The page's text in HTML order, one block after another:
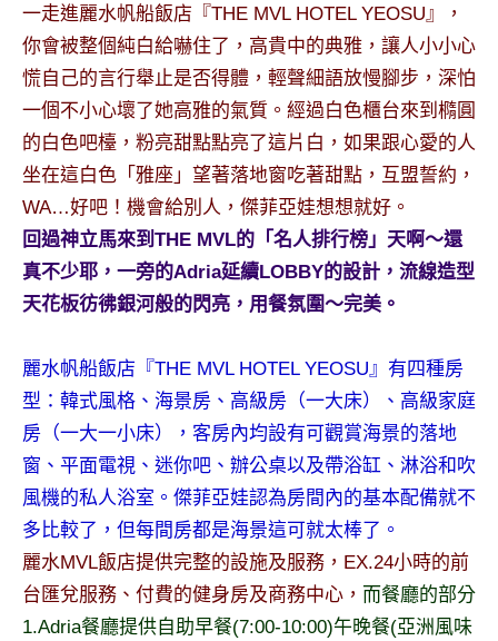
各
發
表
活
動
主
持、
學
校
企
講
座、
落
客
及
旅
遊
誌
專
一走進麗水帆船飯店『THE MVL HOTEL YEOSU』，
你會被整個純白給嚇住了，高貴中的典雅，讓人小小心
慌自己的言行舉止是否得體，輕聲細語放慢腳步，深怕
一個不小心壞了她高雅的氣質。經過白色櫃台來到橢圓
的白色吧檯，粉亮甜點點亮了這片白，如果跟心愛的人
坐在這白色「雅座」望著落地窗吃著甜點，互盟誓約，
WA…好吧！機會給別人，傑菲亞娃想想就好。
回過神立馬來到THE MVL的「名人排行榜」天啊～還
真不少耶，一旁的Adria延續LOBBY的設計，流線造型
天花板彷彿銀河般的閃亮，用餐氛圍～完美。
麗水帆船飯店『THE MVL HOTEL YEOSU』有四種房
型：韓式風格、海景房、高級房（一大床）、高級家庭
房（一大一小床），客房內均設有可觀賞海景的落地
窗、平面電視、迷你吧、辦公桌以及帶浴缸、淋浴和吹
風機的私人浴室。傑菲亞娃認為房間內的基本配備就不
多比較了，但每間房都是海景這可就太棒了。
麗水MVL飯店提供完整的設施及服務，EX.24小時的前
台匯兌服務、付費的健身房及商務中心， 而餐廳的部分
1.Adria餐廳提供自助早餐(7:00-10:00)午晚餐(亞洲風味